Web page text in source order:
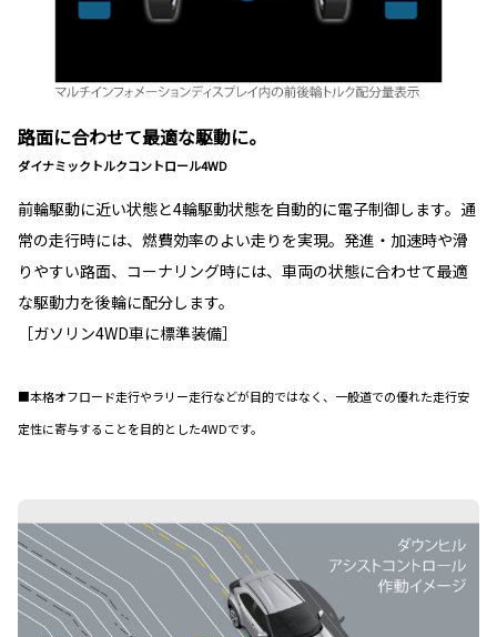
路面に合わせて最適な駆動に。
ダイナミックトルクコントロール4WD
前輪駆動に近い状態と4輪駆動状態を自動的に電子制御します。通
常の走行時には、燃費効率のよい走りを実現。発進・加速時や滑
りやすい路面、コーナリング時には、車両の状態に合わせて最適
な駆動力を後輪に配分します。
［ガソリン4WD車に標準装備］
■本格オフロード走行やラリー走行などが目的ではなく、一般道での優れた走行安
定性に寄与することを目的とした4WDです。